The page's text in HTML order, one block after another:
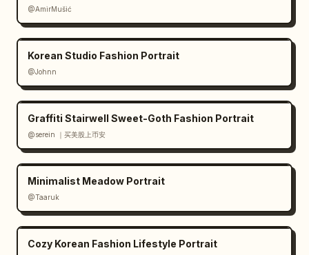
@AmirMušić
Korean Studio Fashion Portrait
@Johnn
Graffiti Stairwell Sweet-Goth Fashion Portrait
@serein ｜买美股上币安
Minimalist Meadow Portrait
@Taaruk
Cozy Korean Fashion Lifestyle Portrait